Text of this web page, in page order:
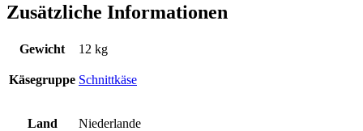
Zusätzliche Informationen
Gewicht 12 kg
Käsegruppe Schnittkäse
Land Niederlande